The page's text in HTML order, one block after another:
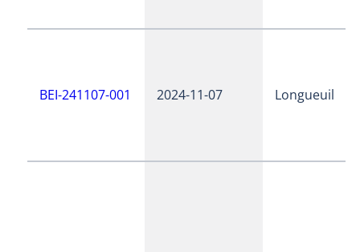
BEI-241107-001 2024-11-07 Longueuil